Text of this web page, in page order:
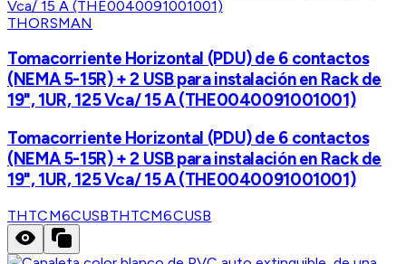
THORSMAN
Tomacorriente Horizontal (PDU) de 6 contactos
(NEMA 5-15R) + 2 USB para instalación en Rack de
19", 1UR, 125 Vca/ 15 A (THE0040091001001)
Tomacorriente Horizontal (PDU) de 6 contactos
(NEMA 5-15R) + 2 USB para instalación en Rack de
19", 1UR, 125 Vca/ 15 A (THE0040091001001)
THTCM6CUSBTHTCM6CUSB